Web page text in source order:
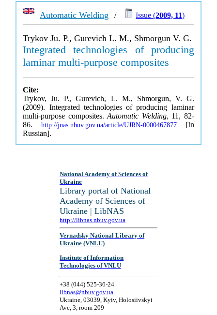
Automatic Welding / Issue (2009, 11)
Trykov Ju. P., Gurevich L. M., Shmorgun V. G.
Integrated technologies of producing
laminar multi-purpose composites
Cite:
Trykov, Ju. P., Gurevich, L. M., Shmorgun, V. G.
(2009). Integrated technologies of producing laminar
multi-purpose composites.Automatic Welding, 11, 82-
86. http://jnas.nbuv.gov.ua/article/UJRN-0000467877 [In
Russian].
National Academy of Sciences of
Ukraine
Library portal of National
Academy of Sciences of
Ukraine | LibNAS
http://libnas.nbuv.gov.ua
Vernadsky National Library of
Ukraine (VNLU)
Institute of Information
Technologies of VNLU
+38 (044) 525-36-24
libnas@nbuv.gov.ua
Ukraine, 03039, Kyiv, Holosiivskyi
Ave, 3, room 209